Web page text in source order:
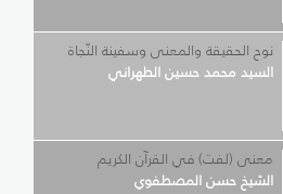
نوح الحقيقة والمعنى وسفينة النّجاة
السيد محمد حسين الطهراني
معنى (لفت) في القرآن الكريم
الشيخ حسن المصطفوي